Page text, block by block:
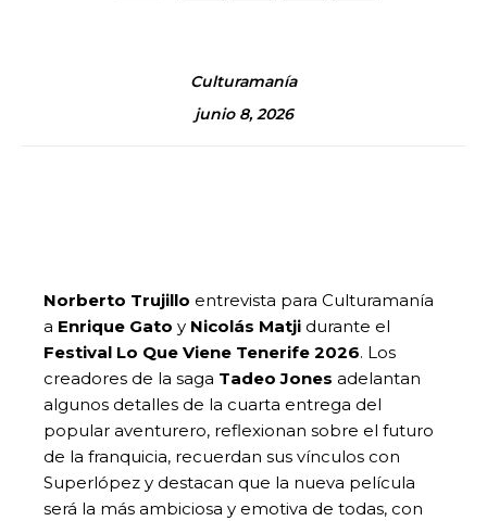
Culturamanía
junio 8, 2026
Norberto Trujillo entrevista para Culturamanía
a Enrique Gato y Nicolás Matji durante el
Festival Lo Que Viene Tenerife 2026. Los
creadores de la saga Tadeo Jones adelantan
algunos detalles de la cuarta entrega del
popular aventurero, reflexionan sobre el futuro
de la franquicia, recuerdan sus vínculos con
Superlópez y destacan que la nueva película
será la más ambiciosa y emotiva de todas, con